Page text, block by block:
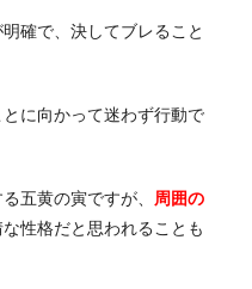
確で、決してブレること
に向かって迷わず行動で
五黄の寅ですが、 周囲の
性格だと思われることも